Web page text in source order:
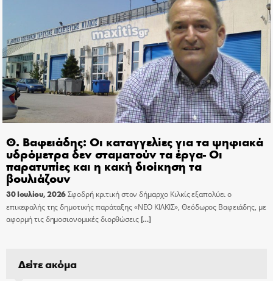
Θ. Βαφειάδης: Οι καταγγελίες για τα ψηφιακά
υδρόμετρα δεν σταματούν τα έργα- Οι
παρατυπίες και η κακή διοίκηση τα
βουλιάζουν
30 Ιουλίου, 2026Σφοδρή κριτική στον δήμαρχο Κιλκίς εξαπολύει ο
επικεφαλής της δημοτικής παράταξης «ΝΕΟ ΚΙΛΚΙΣ», Θεόδωρος Βαφειάδης, με
αφορμή τις δημοσιονομικές διορθώσεις[…]
Δείτε ακόμα